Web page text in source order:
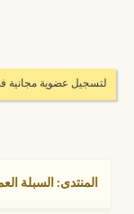
لتسجيل عضوية مجانية
المنتدى: السبلة